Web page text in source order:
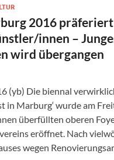
2016 präferiert
innen –
wird übergangen
(yb) Die biennal
in Marburg‘ wurde am
überfüllten oberen
eröffnet. Nach
wegen